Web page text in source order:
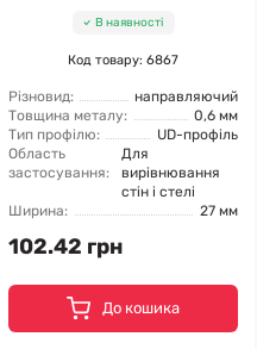
В наявності
Код товару: 6867
Різновид:
направляючий
Товщина металу:
0,6 мм
Тип профілю:
UD-профіль
Область
застосування:
Для
вирівнювання
стін і стелі
Ширина:
27 мм
102.42 грн
До кошика